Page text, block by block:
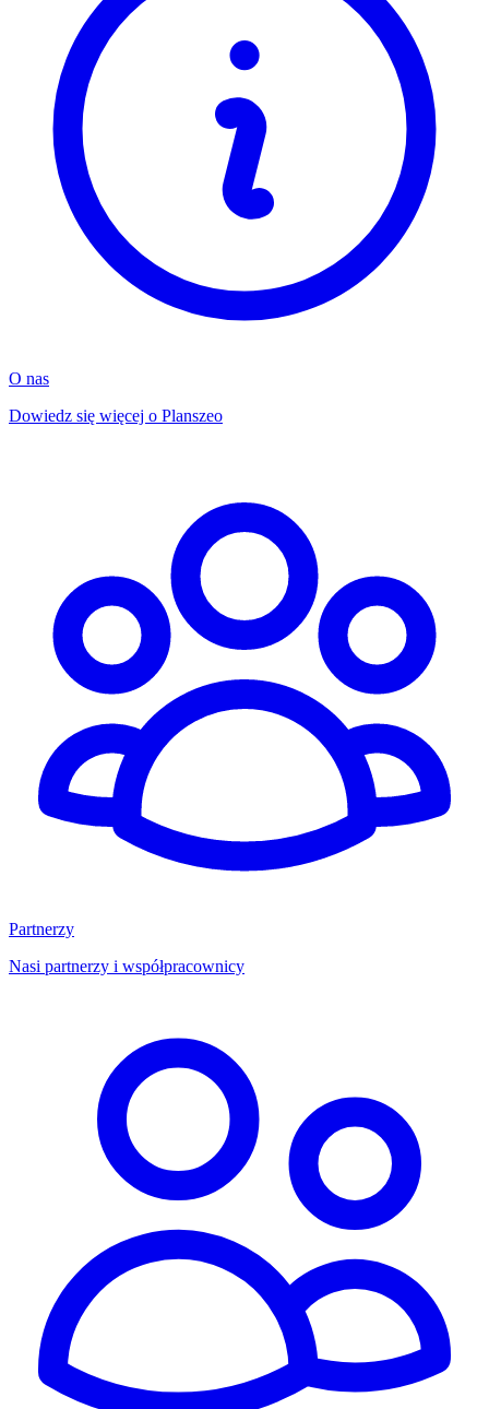
O nas
Dowiedz się więcej o Planszeo
Partnerzy
Nasi partnerzy i współpracownicy